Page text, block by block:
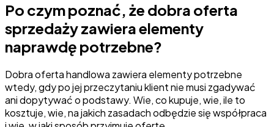
Po czym poznać, że dobra oferta
sprzedaży zawiera elementy
naprawdę potrzebne?
Dobra oferta handlowa zawiera elementy potrzebne
wtedy, gdy po jej przeczytaniu klient nie musi zgadywać
ani dopytywać o podstawy. Wie, co kupuje, wie, ile to
kosztuje, wie, na jakich zasadach odbędzie się współpraca